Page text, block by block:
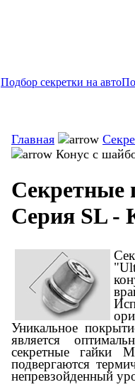
Подбор секретки на авто
Главная
Конус с
Секретные
Серия SL -
Уникальное
является
секретные гайки
подвергаются
непревзойденный